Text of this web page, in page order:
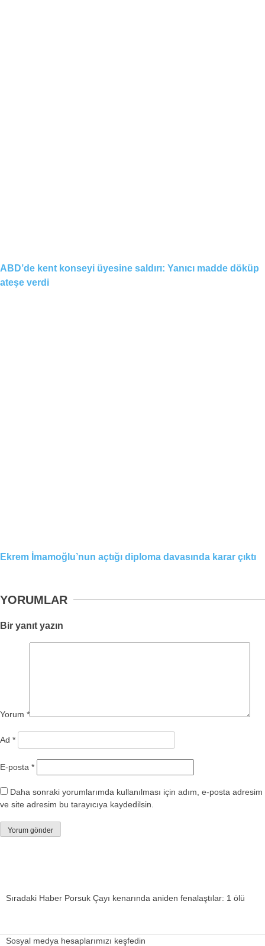
ABD’de kent konseyi üyesine saldırı: Yanıcı madde döküp
ateşe verdi
Ekrem İmamoğlu’nun açtığı diploma davasında karar çıktı
YORUMLAR
Bir yanıt yazın
Yorum *
Ad *
E-posta *
Daha sonraki yorumlarımda kullanılması için adım, e-posta adresim
ve site adresim bu tarayıcıya kaydedilsin.
Sıradaki Haber Porsuk Çayı kenarında aniden fenalaştılar: 1 ölü
Sosyal medya hesaplarımızı keşfedin